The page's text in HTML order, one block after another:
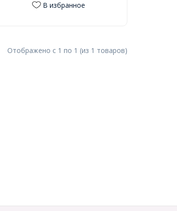
В избранное
Отображено с 1 по 1 (из 1 товаров)